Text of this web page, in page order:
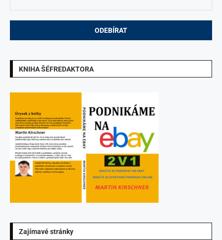
KNIHA ŠÉFREDAKTORA
Zajímavé stránky